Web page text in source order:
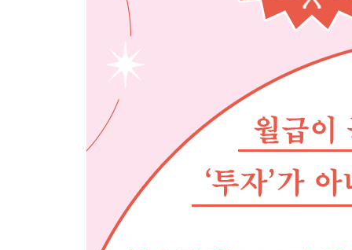
비상금 실전 운용 가이드
[돈 버는 상식 비상금] 상품 선택 가이드: CMA vs.
[Do it! 실전 연습] 비상금을 모으는 단계별 전략
CHAPTER 6. 5단계: 대출 활용하기
대출 상환보다 먼저 해야 할 것들
대출이 있는데 투자해도 될까?
[돈 버는 상식] 신용점수 관리법: 수백만 원을 좌우
[돈 버는 상식] 복수 대출 동시 관리 전략: 우선순위
[Do it! 실전 연습] 대출 상환으로 순자산 늘리기
CHAPTER 7. 6단계: 정부 금융상품 혜택 누리기